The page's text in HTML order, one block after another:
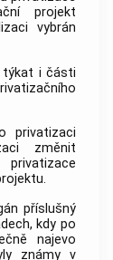
projekt
vybrán
týkat i části
privatizaci
změnit
příslušný
kdy po
najevo
známy v